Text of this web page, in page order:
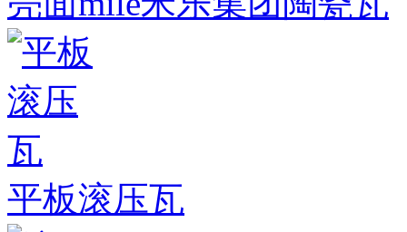
平板滚压瓦